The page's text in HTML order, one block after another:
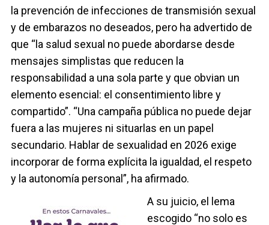
la prevención de infecciones de transmisión sexual
y de embarazos no deseados, pero ha advertido de
que “la salud sexual no puede abordarse desde
mensajes simplistas que reducen la
responsabilidad a una sola parte y que obvian un
elemento esencial: el consentimiento libre y
compartido”. “Una campaña pública no puede dejar
fuera a las mujeres ni situarlas en un papel
secundario. Hablar de sexualidad en 2026 exige
incorporar de forma explícita la igualdad, el respeto
y la autonomía personal”, ha afirmado.
A su juicio, el lema
escogido “no solo es